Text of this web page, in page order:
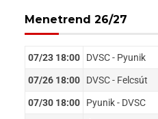
Menetrend 26/27
07/23 18:00 DVSC - Pyunik
07/26 18:00 DVSC - Felcsút
07/30 18:00 Pyunik - DVSC